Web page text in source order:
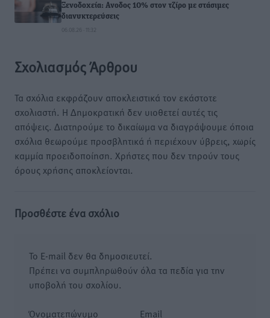
Ξενοδοχεία: Ανοδος 10% στον τζίρο με στάσιμες
διανυκτερεύσεις
06.08.26 · 11:32
Σχολιασμός Άρθρου
Τα σχόλια εκφράζουν αποκλειστικά τον εκάστοτε
σχολιαστή. Η Δημοκρατική δεν υιοθετεί αυτές τις
απόψεις. Διατηρούμε το δικαίωμα να διαγράψουμε όποια
σχόλια θεωρούμε προσβλητικά ή περιέχουν ύβρεις, χωρίς
καμμία προειδοποίηση. Χρήστες που δεν τηρούν τους
όρους χρήσης αποκλείονται.
Προσθέστε ένα σχόλιο
Το E-mail δεν θα δημοσιευτεί.
Πρέπει να συμπληρωθούν όλα τα πεδία για την
υποβολή του σχολίου.
Όνοματεπώνυμο Email